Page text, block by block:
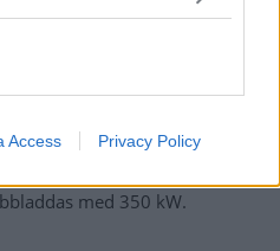
purposes in below Google
Access Privacy Policy
kWh stort batteri – enormt för
3.
med 350 kW.